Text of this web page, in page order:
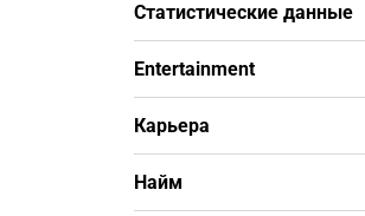
Статистические данные
Entertainment
Карьера
Найм